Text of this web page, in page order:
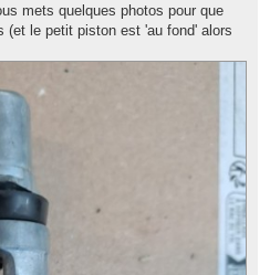
mets quelques photos pour que
le petit piston est 'au fond' alors